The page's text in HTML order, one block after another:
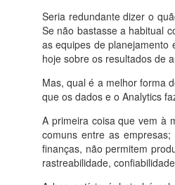
Seria redundante dizer o
Se não bastasse a habitual
as equipes de planejamento
hoje sobre os resultados de
Mas, qual é a melhor forma
que os dados e o Analytics
A primeira coisa que vem à
comuns entre as
finanças, não permitem
rastreabilidade,